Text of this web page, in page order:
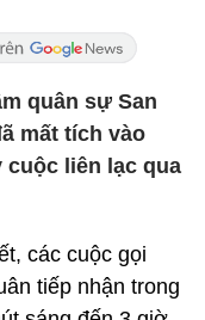
quân sự San
mất tích vào
cuộc liên lạc qua
các cuộc gọi
tiếp nhận trong